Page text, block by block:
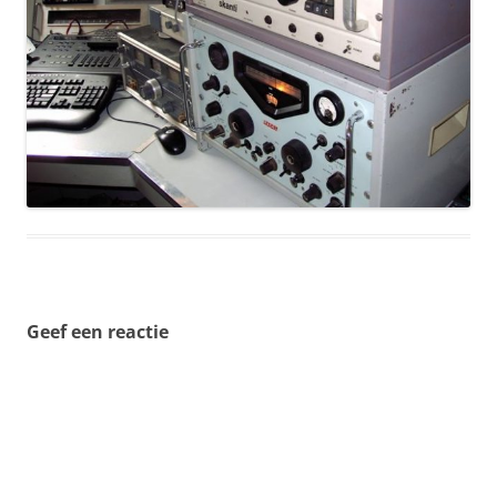
Geef een reactie